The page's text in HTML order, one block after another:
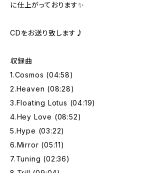
に仕上がっております✨
CDをお送り致します♪
収録曲
1.Cosmos (04:58)
2.Heaven (08:28)
3.Floating Lotus (04:19)
4.Hey Love (08:52)
5.Hype (03:22)
6.Mirror (05:11)
7.Tuning (02:36)